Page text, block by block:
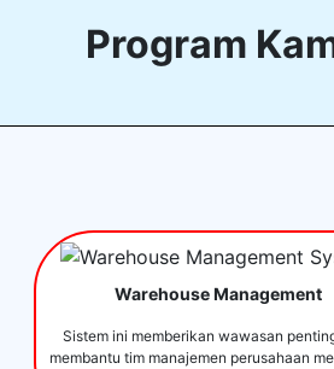
Program
Warehouse Management
Sistem ini memberikan wawasan
membantu tim manajemen perusahaan